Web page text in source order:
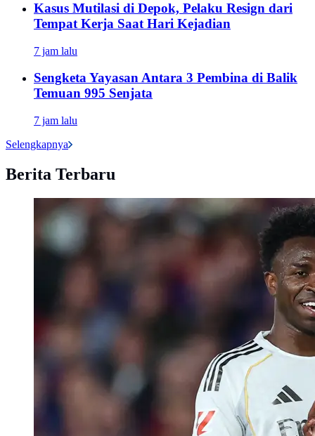
Kasus Mutilasi di Depok, Pelaku Resign dari
Tempat Kerja Saat Hari Kejadian
7 jam lalu
Sengketa Yayasan Antara 3 Pembina di Balik
Temuan 995 Senjata
7 jam lalu
Selengkapnya
Berita Terbaru